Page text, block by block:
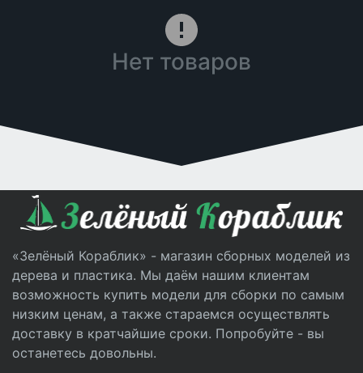
Нет товаров
«Зелёный Кораблик» - магазин сборных моделей из
дерева и пластика. Мы даём нашим клиентам
возможность купить модели для сборки по самым
низким ценам, а также стараемся осуществлять
доставку в кратчайшие сроки. Попробуйте - вы
останетесь довольны.